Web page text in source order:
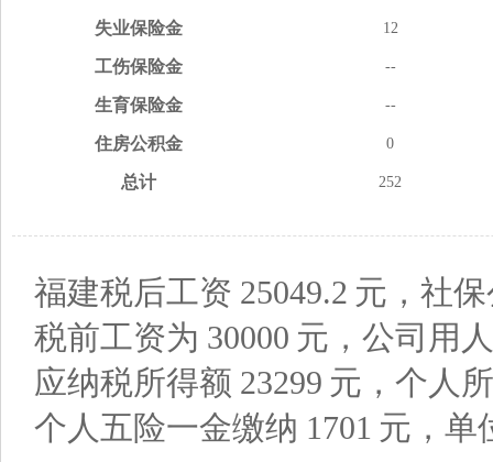
失业保险金 12
工伤保险金 --
生育保险金 --
住房公积金 0
总计 252
福建税后工资 25049.2 元，社
税前工资为 30000 元，公司用
应纳税所得额 23299 元，个人
个人五险一金缴纳 1701 元，单